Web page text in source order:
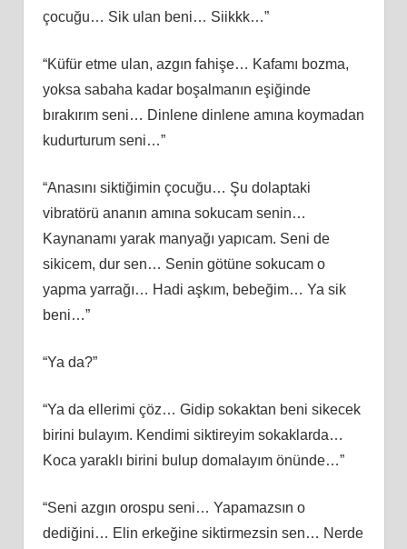
çocuğu… Sik ulan beni… Siikkk…”
“Küfür etme ulan, azgın fahişe… Kafamı bozma,
yoksa sabaha kadar boşalmanın eşiğinde
bırakırım seni… Dinlene dinlene amına koymadan
kudurturum seni…”
“Anasını siktiğimin çocuğu… Şu dolaptaki
vibratörü ananın amına sokucam senin…
Kaynanamı yarak manyağı yapıcam. Seni de
sikicem, dur sen… Senin götüne sokucam o
yapma yarrağı… Hadi aşkım, bebeğim… Ya sik
beni…”
“Ya da?”
“Ya da ellerimi çöz… Gidip sokaktan beni sikecek
birini bulayım. Kendimi siktireyim sokaklarda…
Koca yaraklı birini bulup domalayım önünde…”
“Seni azgın orospu seni… Yapamazsın o
dediğini… Elin erkeğine siktirmezsin sen… Nerde